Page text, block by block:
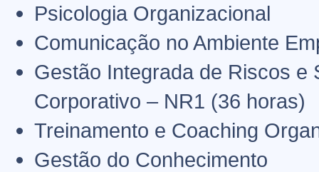
Psicologia Organizacional
Comunicação no Ambiente
Gestão Integrada de Riscos e
Corporativo – NR1 (36 horas)
Treinamento e Coaching
Gestão do Conhecimento